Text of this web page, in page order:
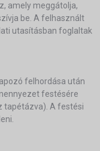
amely meggátolja,
be. A felhasznált
utasításban foglaltak
felhordása után
festésére
tapétázva). A festési